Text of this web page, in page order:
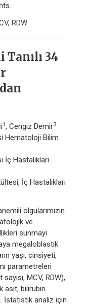
RDW
34
1, Cengiz Demir3
Hematoloji Bilim
İç Hastalıkları
İç Hastalıkları
olgularımızın
ve
sunmayı
megaloblastik
yaşı, cinsiyeti,
parametreleri
MCV, RDW),
asit, bilirubin
İstatistik analiz için